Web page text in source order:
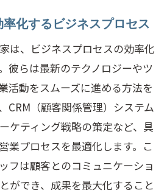
ルセットの評価ポイント
ーマンスの見極め方
専門家のメリット
ション能力の重要性
レビューとフィードバック
業サポート事例から学ぶ成
化するビジネスプロセス
は、ビジネスプロセスの効率化
彼らは最新のテクノロジーやツ
活動をスムーズに進める方法を
CRM（顧客関係管理）システム
ケティング戦略の策定など、具
業プロセスを最適化します。こ
フは顧客とのコミュニケーショ
ができ、成果を最大化すること